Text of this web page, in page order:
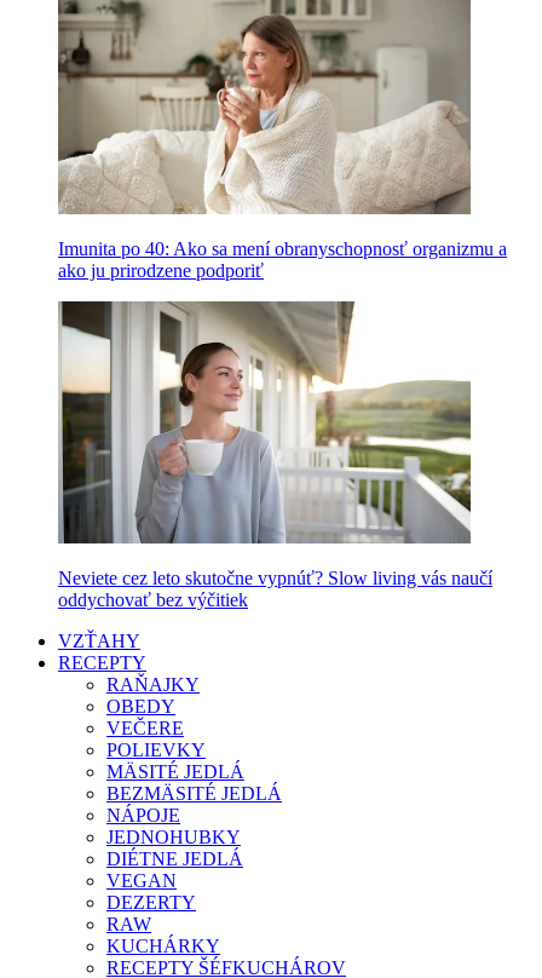
Imunita po 40: Ako sa mení obranyschopnosť organizmu a
ako ju prirodzene podporiť
Neviete cez leto skutočne vypnúť? Slow living vás naučí
oddychovať bez výčitiek
VZŤAHY
RECEPTY
RAŇAJKY
OBEDY
VEČERE
POLIEVKY
MÄSITÉ JEDLÁ
BEZMÄSITÉ JEDLÁ
NÁPOJE
JEDNOHUBKY
DIÉTNE JEDLÁ
VEGAN
DEZERTY
RAW
KUCHÁRKY
RECEPTY ŠÉFKUCHÁROV